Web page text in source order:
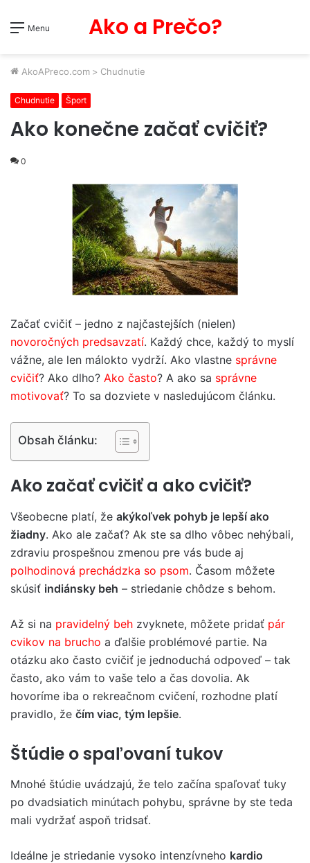
Menu Ako a Prečo?
AkoAPreco.com > Chudnutie
Chudnutie Šport
Ako konečne začať cvičiť?
0
Začať cvičiť – jedno z najčastejších (nielen)
novoročných predsavzatí. Každý chce, každý to myslí
vážne, ale len málokto vydrží. Ako vlastne správne
cvičiť? Ako dlho? Ako často? A ako sa správne
motivovať? To sa dozviete v nasledujúcom článku.
Obsah článku:
Ako začať cvičiť a ako cvičiť?
Všeobecne platí, že akýkoľvek pohyb je lepší ako
žiadny. Ako ale začať? Ak ste sa dlho vôbec nehýbali,
zdraviu prospešnou zmenou pre vás bude aj
polhodinová prechádzka so psom. Časom môžete
skúsiť indiánsky beh – striedanie chôdze s behom.
Až si na pravidelný beh zvyknete, môžete pridať pár
cvikov na brucho a ďalšie problémové partie. Na
otázku ako často cvičiť je jednoduchá odpoveď – tak
často, ako vám to vaše telo a čas dovolia. Ak
hovoríme iba o rekreačnom cvičení, rozhodne platí
pravidlo, že čím viac, tým lepšie.
Štúdie o spaľovaní tukov
Mnohé štúdie uvádzajú, že telo začína spaľovať tuky
po dvadsiatich minútach pohybu, správne by ste teda
mali vydržať aspoň tridsať.
Ideálne je striedanie vysoko intenzívneho kardio